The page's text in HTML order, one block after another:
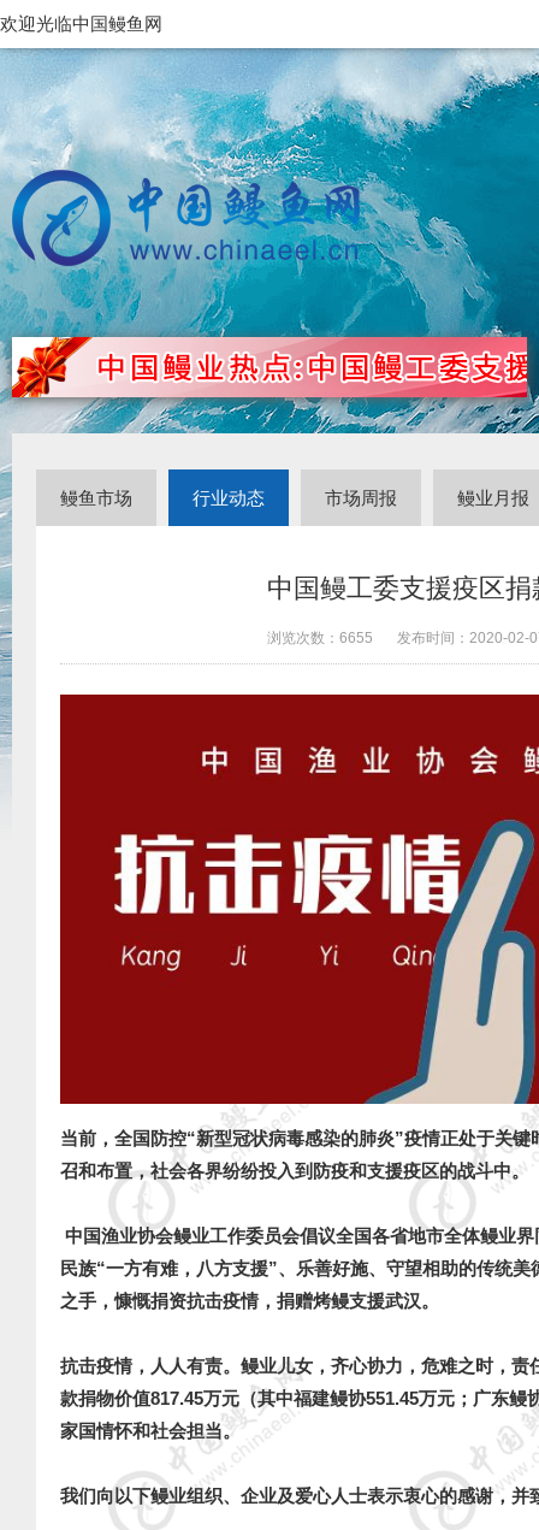
欢迎光临中国鳗鱼网
鳗鱼市场 行业动态 市场周报 鳗业月报
中国鳗工委支援疫区
浏览次数： 6655 发布时间： 2020-02-
当前，全国防控“新型冠状病毒感染的肺炎”疫情正处于关
召和布置，社会各界纷纷投入到防疫和支援疫区的战斗中。
中国渔业协会鳗业工作委员会倡议全国各省地市全体鳗业
民族“一方有难，八方支援”、乐善好施、守望相助的传统
之手，慷慨捐资抗击疫情，捐赠烤鳗支援武汉。
抗击疫情，人人有责。鳗业儿女，齐心协力，危难之时，
款捐物价值817.45万元（其中福建鳗协551.45万元；广东
家国情怀和社会担当。
我们向以下鳗业组织、企业及爱心人士表示衷心的感谢，并